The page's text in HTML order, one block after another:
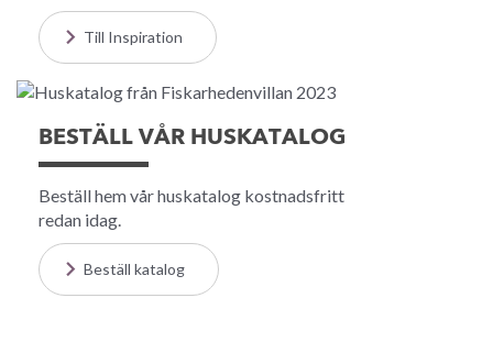
Till Inspiration
BESTÄLL VÅR HUSKATALOG
Beställ hem vår huskatalog kostnadsfritt
redan idag.
Beställ katalog